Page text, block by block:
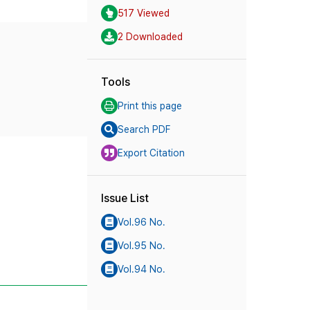
517 Viewed
2 Downloaded
Tools
Print this page
Search PDF
Export Citation
Issue List
Vol.96 No.
Vol.95 No.
Vol.94 No.